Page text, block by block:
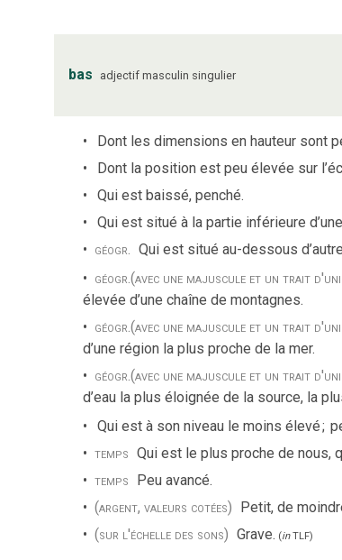
bas adjectif masculin singulier
Dont les dimensions en hauteur sont
Dont la position est peu élevée sur
Qui est baissé, penché.
Qui est situé à la partie inférieure
géogr. Qui est situé au-dessous
géogr.(avec une majuscule et un trait
élevée d’une chaîne de montagnes.
géogr.(avec une majuscule et un trait
d’une région la plus proche de la mer.
géogr.(avec une majuscule et un trait
d’eau la plus éloignée de la source, la
Qui est à son niveau le moins élevé;
temps Qui est le plus proche de nous,
temps Peu avancé.
(argent, valeurs cotées) Petit, de
(sur l'échelle des sons) Grave. (inTLF)